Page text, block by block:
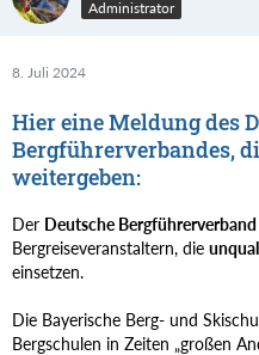
Administrator
8. Juli 2024
Hier eine Meldung des
Bergführerverbandes,
weitergeben:
Der Deutsche
Bergreiseveranstaltern, die
einsetzen.
Die Bayerische Berg- und
Bergschulen in Zeiten „großen